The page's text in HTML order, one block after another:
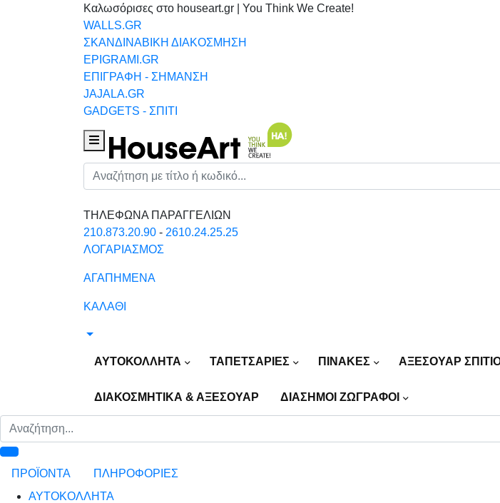
Καλωσόρισες στο houseart.gr | You Think We Create!
WALLS.GR
ΣΚΑΝΔΙΝΑΒΙΚΗ ΔΙΑΚΟΣΜΗΣΗ
EPIGRAMI.GR
ΕΠΙΓΡΑΦΗ - ΣΗΜΑΝΣΗ
JAJALA.GR
GADGETS - ΣΠΙΤΙ
Houseart Menu
Αναζήτηση
ΤΗΛΕΦΩΝΑ ΠΑΡΑΓΓΕΛΙΩΝ
210.873.20.90 - 2610.24.25.25
ΛΟΓΑΡΙΑΣΜΟΣ
ΑΓΑΠΗΜΕΝΑ
ΚΑΛΑΘΙ
ΑΥΤΟΚΟΛΛΗΤΑ ΤΑΠΕΤΣΑΡΙΕΣ ΠΙΝΑΚΕΣ ΑΞΕΣΟΥΑΡ
ΔΙΑΚΟΣΜΗΤΙΚΑ & ΑΞΕΣΟΥΑΡ ΔΙΑΣΗΜΟΙ ΖΩΓΡΑΦΟΙ
ΠΡΟΪΟΝΤΑ
ΠΛΗΡΟΦΟΡΙΕΣ
ΑΥΤΟΚΟΛΛΗΤΑ